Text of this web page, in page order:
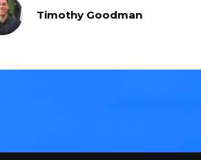
Timothy Goodman